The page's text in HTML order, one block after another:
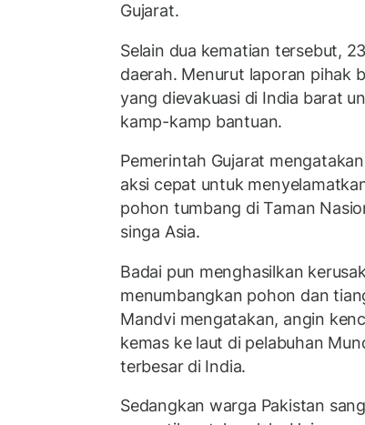
Gujarat.
Selain dua kematian tersebut,
daerah. Menurut laporan pihak
yang dievakuasi di India barat
kamp-kamp bantuan.
Pemerintah Gujarat
aksi cepat untuk
pohon tumbang di Taman
singa Asia.
Badai pun menghasilkan
menumbangkan pohon dan
Mandvi mengatakan, angin
kemas ke laut di pelabuhan
terbesar di India.
Sedangkan warga Pakistan